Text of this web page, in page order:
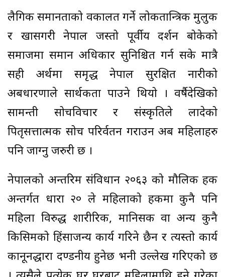
लैगिक समानताको वकालत गर्ने लोकतान्त्रिक मुलुक
र खासगरी नेपाल जस्तो पूर्वीय दर्शन बोकेको
समाजमा समान अधिकार सुनिश्चित गर्न सके मात्रै
सही अर्थमा समृद्ध नेपाल सुरक्षित नारीको
अबधारणाले सार्थकता पाउने थियो । वर्षैदेखिको
सामन्ती सोचविचार र संस्कृतिले लादेको
पितृसत्तात्मक सोच परिर्वतन गराउन अब महिलाहरु
पनि जाग्नु जरुरी छ ।
नेपालको अन्तरिम संविधान २०६३ को मौलिक हक
अन्तर्गत धारा २० ले महिलाको हकमा कुनै पनि
महिला विरुद्ध शारीरिक, मानिसक वा अन्य कुनै
किसिमको हिंसाजन्य कार्य गरिने छैन र त्यस्तो कार्य
कानूनद्धारा दण्डनीय हुनेछ भनी उल्लेख गरिएको छ